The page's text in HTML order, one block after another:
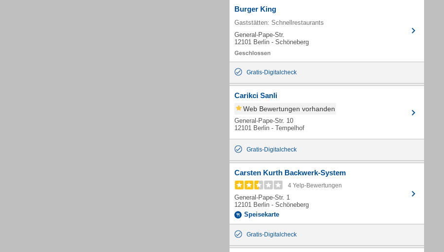
Burger King
Gaststätten: Schnellrestaurants
General-Pape-Str.
12101 Berlin - Schöneberg
Gratis-Digitalcheck
Carikci Sanli
Web Bewertungen vorhanden
General-Pape-Str. 10
12101 Berlin - Tempelhof
Gratis-Digitalcheck
Carsten Kurth Backwerk-System
4 Yelp-Bewertungen
General-Pape-Str. 1
12101 Berlin - Schöneberg
Speisekarte
Gratis-Digitalcheck